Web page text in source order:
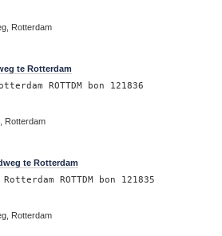
Rotterdam
te Rotterdam
ROTTDM bon 121836
Rotterdam
te Rotterdam
ROTTDM bon 121835
Rotterdam